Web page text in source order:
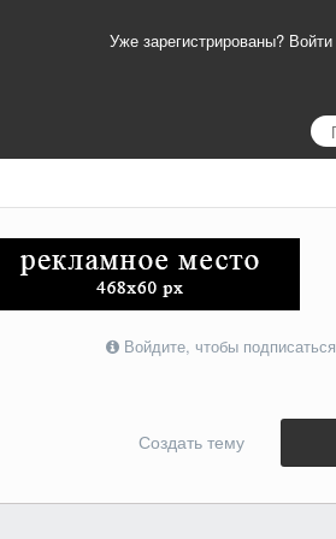
Уже зарегистрированы? Войти
Войдите, чтобы подписаться
Создать тему